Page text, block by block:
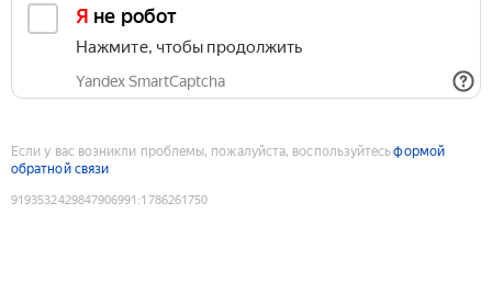
Я не робот
Нажмите, чтобы продолжить
Yandex SmartCaptcha
Если у вас возникли проблемы, пожалуйста, воспользуйтесьформой
обратной связи
9193532429847906991 :1786261750